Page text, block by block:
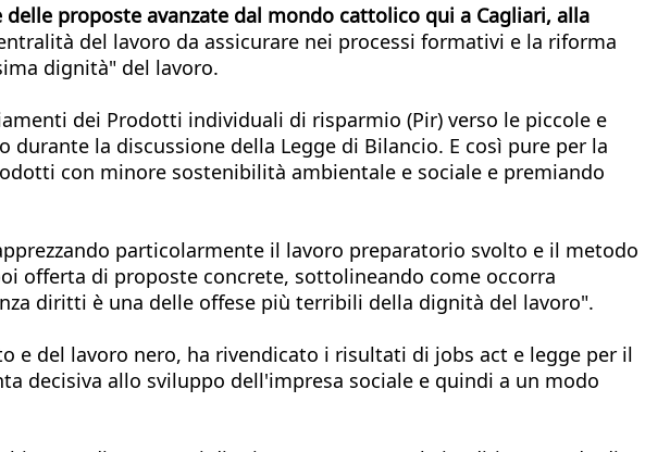
proposte avanzate dal mondo cattolico qui a Cagliari, alla
del lavoro da assicurare nei processi formativi e la riforma
dignità" del lavoro.
dei Prodotti individuali di risparmio (Pir) verso le piccole e
la discussione della Legge di Bilancio. E così pure per la
con minore sostenibilità ambientale e sociale e premiando
particolarmente il lavoro preparatorio svolto e il metodo
offerta di proposte concrete, sottolineando come occorra
diritti è una delle offese più terribili della dignità del lavoro".
del lavoro nero, ha rivendicato i risultati di jobs act e legge per il
decisiva allo sviluppo dell'impresa sociale e quindi a un modo